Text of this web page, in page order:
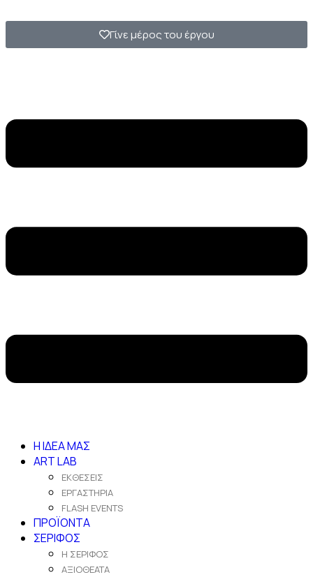
Γίνε μέρος του έργου
Η ΙΔΕΑ ΜΑΣ
ART LAB
ΕΚΘΕΣΕΙΣ
ΕΡΓΑΣΤΗΡΙΑ
FLASH EVENTS
ΠΡΟΪΟΝΤΑ
ΣΕΡΙΦΟΣ
Η ΣΕΡΙΦΟΣ
ΑΞΙΟΘΕΑΤΑ